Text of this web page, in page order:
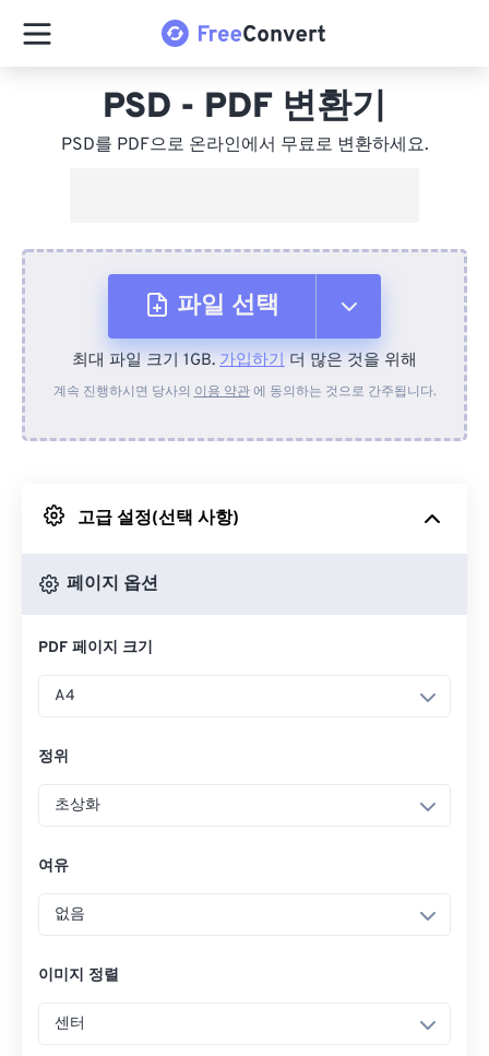
PSD - PDF 변환기
PSD를 PDF으로 온라인에서 무료로 변환하세요.
파일 선택
장치에서
Google 드라이브에서
최대 파일 크기 1GB. 가입하기 더 많은 것을 위해
계속 진행하시면 당사의 이용 약관에 동의하는 것으로 간주됩니다.
고급 설정(선택 사항)
페이지 옵션
PDF 페이지 크기
A4
정위
초상화
여유
없음
이미지 정렬
센터